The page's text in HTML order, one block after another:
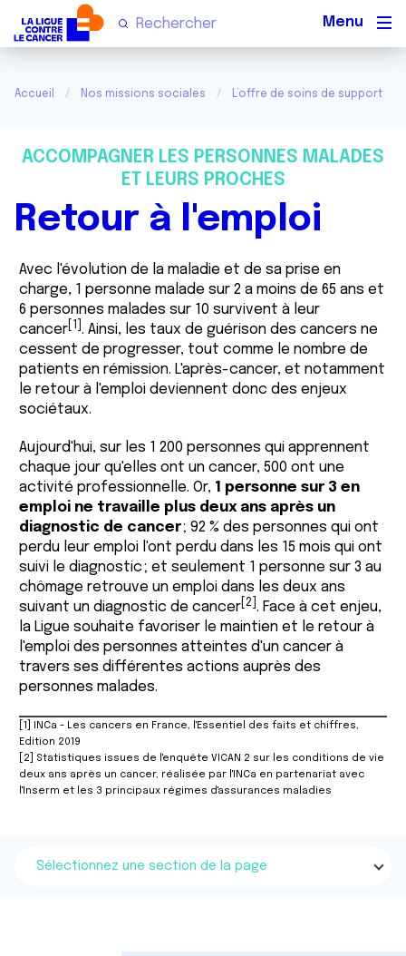
Accueil Nos missions sociales L’offre de soins de support
ACCOMPAGNER LES PERSONNES MALADES
ET LEURS PROCHES
Retour à l'emploi
Avec l'évolution de la maladie et de sa prise en
charge, 1 personne malade sur 2 a moins de 65 ans et
6 personnes malades sur 10 survivent à leur
cancer
. Ainsi, les taux de guérison des cancers ne
cessent de progresser, tout comme le nombre de
patients en rémission. L'après-cancer, et notamment
le retour à l'emploi deviennent donc des enjeux
sociétaux.
Aujourd'hui, sur les 1 200 personnes qui apprennent
chaque jour qu'elles ont un cancer, 500 ont une
activité professionnelle. Or, 1 personne sur 3 en
emploi ne travaille plus deux ans après un
diagnostic de cancer; 92 % des personnes qui ont
perdu leur emploi l'ont perdu dans les 15 mois qui ont
suivi le diagnostic ; et seulement 1 personne sur 3 au
chômage retrouve un emploi dans les deux ans
suivant un diagnostic de cancer [2] . Face à cet enjeu,
la Ligue souhaite favoriser le maintien et le retour à
l'emploi des personnes atteintes d'un cancer à
travers ses différentes actions auprès des
personnes malades.
[1] INCa - Les cancers en France, l'Essentiel des faits et chiffres,
Edition 2019
[2] Statistiques issues de l'enquête VICAN 2 sur les conditions de vie
deux ans après un cancer, réalisée par l'INCa en partenariat avec
l'Inserm et les 3 principaux régimes d'assurances maladies
Sélectionnez une section de la page